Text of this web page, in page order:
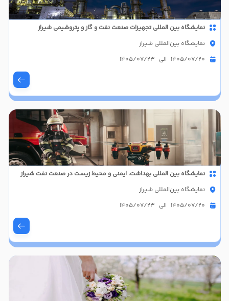
نمایشگاه بین المللی تجهیزات صنعت نفت و گاز و پتروشیمی شیراز
نمایشگاه بین‌المللی شیراز
1405/07/20 الی 1405/07/23
نمایشگاه بین المللی بهداشت، ایمنی و محیط زیست در صنعت نفت شیراز
نمایشگاه بین‌المللی شیراز
1405/07/20 الی 1405/07/23